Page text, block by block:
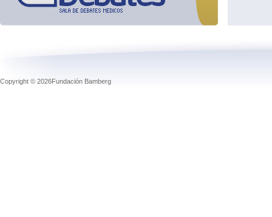
Copyright © 2026Fundación Bamberg